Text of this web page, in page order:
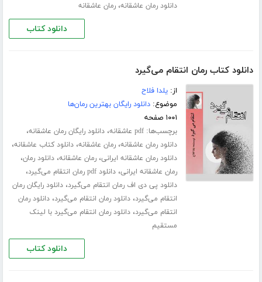
دانلود رمان عاشقانه،رمان عاشقانه
دانلود کتاب
دانلود کتاب رمان انتقام می‌گیرد
از:یلدا فلاح
موضوع:دانلود رایگان بهترین رمان‌ها
۱۰۰۱ صفحه
برچسب‌ها:pdf عاشقانه ،دانلود رایگان رمان عاشقانه،
دانلود رمان عاشقانه،رمان عاشقانه،دانلود کتاب عاشقانه،
دانلود رمان عاشقانه ایرانی،رمان عاشقانه،دانلود رمان،
رمان عاشقانه ایرانی،دانلود pdf رمان انتقام می‌گیرد ،
دانلود پی دی اف رمان انتقام می‌گیرد،دانلود رایگان رمان
انتقام می‌گیرد،دانلود رمان انتقام می‌گیرد،دانلود رمان
انتقام می‌گیرد،دانلود رمان انتقام می‌گیرد با لینک
مستقیم
دانلود کتاب